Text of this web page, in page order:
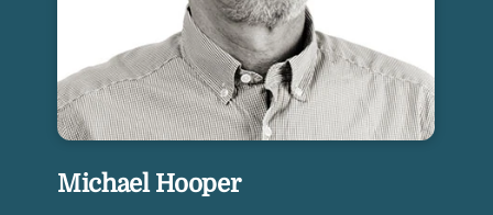
Michael Hooper